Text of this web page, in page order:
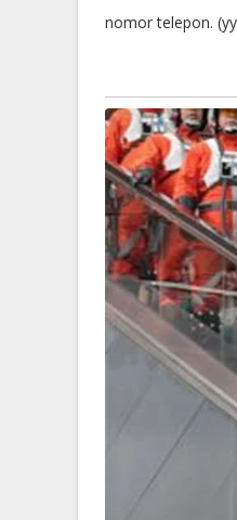
nomor telepon.